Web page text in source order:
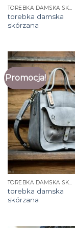
torebka damska
skórzana
Promocja!
TOREBKA DAMSKA SKÓRZANA
torebka damska
skórzana